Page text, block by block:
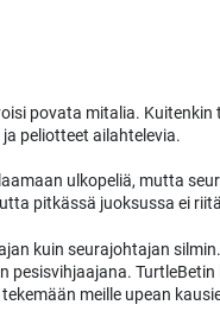
povata mitalia.
peliotteet ailahtelevia.
ulkopeliä, mutta
pitkässä juoksussa ei
kuin seurajohtajan
meille upean